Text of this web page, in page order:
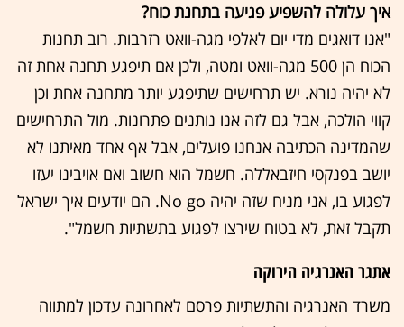
איך עלולה להשפיע פגיעה בתחנת כוח?
"אנו דואגים מדי יום לאלפי מגה-וואט רזרבות. רוב תחנות
הכוח הן 500 מגה-וואט ומטה, ולכן אם תיפגע תחנה אחת זה
לא יהיה נורא. יש תרחישים שתיפגע יותר מתחנה אחת וכן
קווי הולכה, אבל גם לזה אנו נותנים פתרונות. מול התרחישים
שהמדינה הכתיבה אנחנו פועלים, אבל אף אחד מאיתנו לא
יושב בפנקסי חיזבאללה. חשמל הוא חשוב ואם אויבינו יעזו
לפגוע בו, אני מניח שזה יהיה No go. הם יודעים איך ישראל
תקבל זאת, לא בטוח שירצו לפגוע בתשתיות חשמל".
אתגר האנרגיה הירוקה
משרד האנרגיה והתשתיות פרסם לאחרונה עדכון למתווה